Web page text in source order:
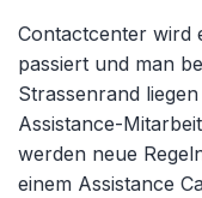
Contactcenter wird
passiert und man
Strassenrand
Assistance-
werden neue
einem Assistance